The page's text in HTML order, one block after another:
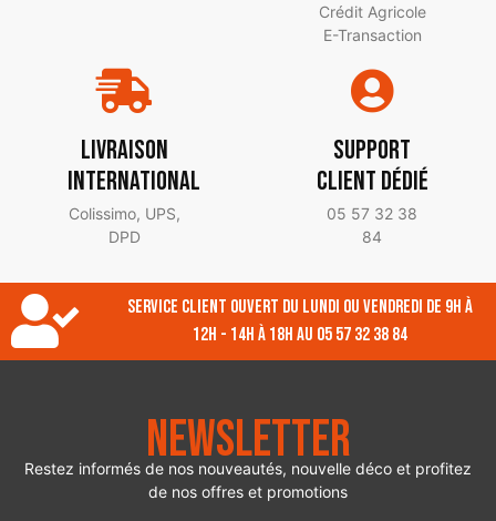
Crédit Agricole
E-Transaction
Livraison
International
Colissimo, UPS,
DPD
Support
client dédié
05 57 32 38
84
Service client ouvert du lundi ou vendredi de 9h à
12h - 14h à 18h au 05 57 32 38 84
Newsletter
Restez informés de nos nouveautés, nouvelle déco et profitez
de nos offres et promotions